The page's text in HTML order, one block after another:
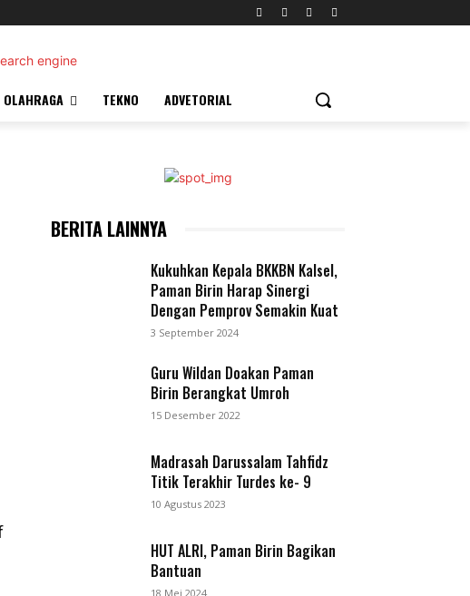
OLAHRAGA TEKNO ADVETORIAL
BERITA LAINNYA
Kukuhkan Kepala BKKBN Kalsel,
Paman Birin Harap Sinergi
Dengan Pemprov Semakin Kuat
3 September 2024
Guru Wildan Doakan Paman
Birin Berangkat Umroh
15 Desember 2022
Madrasah Darussalam Tahfidz
Titik Terakhir Turdes ke- 9
10 Agustus 2023
HUT ALRI, Paman Birin Bagikan
Bantuan
18 Mei 2024